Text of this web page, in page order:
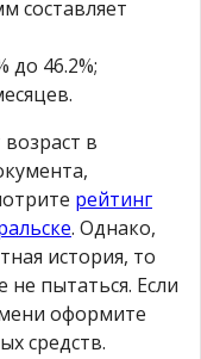
составляет
до 46.2%;
в
рейтинг
. Однако,
история, то
пытаться. Если
оформите
средств.